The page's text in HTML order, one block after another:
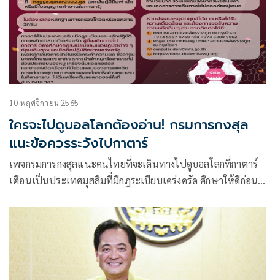
10 พฤศจิกายน 2565
ใครจะไปดูบอลโลกต้องอ่าน! กรมการกงสุล
แนะข้อควรระวังไปกาตาร์
เพจกรมการกงสุลแนะคนไทยที่จะเดินทางไปดูบอลโลกที่กาตาร์
เตือนเป็นประเทศมุสลิมที่มีกฎระเบียบเคร่งครัด ศึกษาให้ดีก่อน